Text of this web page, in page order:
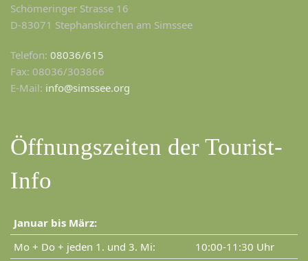
Schömeringer Strasse 16
D-83071 Stephanskirchen am Simssee
Telefon: 08036/615
Fax: 08036/303866
E-Mail: info@simssee.org
Öffnungszeiten der Tourist-
Info
Januar bis März:
Mo + Do + jeden 1. und 3. Mi:
10:00-11:30 Uhr